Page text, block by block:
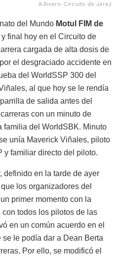
A.Rivero-Circuito de Jerez
del Mundo Motul FIM de
final hoy en el Circuito de
cargada de alta dosis de
el desgraciado accidente en
del WorldSSP 300 del
al que hoy se le rendía
de salida antes del
con un minuto de
familia del WorldSBK. Minuto
unía Maverick Viñales, piloto
y familiar directo del piloto.
definido en la tarde de ayer
los organizadores del
primer momento con la
todos los pilotos de las
en un común acuerdo en el
le podía dar a Dean Berta
Por ello, se modificó el